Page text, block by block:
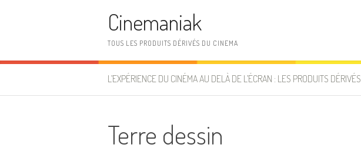
Cinemaniak
TOUS LES PRODUITS DÉRIVÉS DU CINEMA
L’EXPÉRIENCE DU CINÉMA AU DELÀ DE L’ÉCRAN : LES PRODUITS DÉRIVÉS
Terre dessin